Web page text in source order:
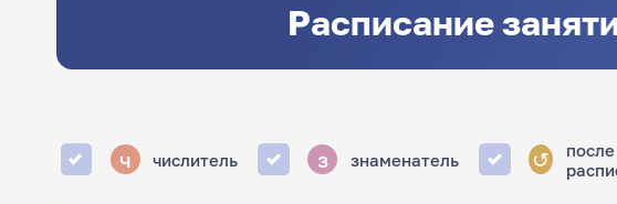
Расписание
ч числитель з знаменатель ↺